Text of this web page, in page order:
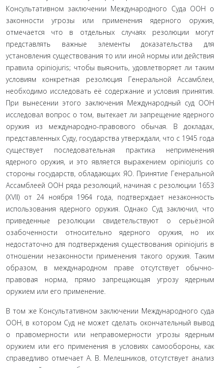
Консультативном заключении Международ­ного Суда ООН о
законности угрозы или применения ядерного оружия,
отмечается что в отдельных случаях резолюции могут
представлять важные элементы дока­зательства для
установления существования то или иной нормы или действия
правила opiniojuris; чтобы выяснить, удовлетворяет ли таким
условиям конкретная резолюция Генеральной Ассамблеи,
необходимо исследовать её со­держание и условия принятия.
При вынесении этого за­ключения Международный суд ООН
исследовал вопрос о том, вытекает ли запрещение ядерного
оружия из между­народно-правового обычая. В докладах,
представленных Суду, государства утверждали, что с 1945 года
существует последовательная практика неприменения
ядерного ору­жия, и это является выражением opiniojuris со
стороны государств, обладающих ЯО. Принятие Генеральной
Ас­самблеей ООН ряда резолюций, начиная с резолюции 1653
(XVII) от 24 ноября 1964 года, подтверждает незакон­ность
использования ядерного оружия. Однако Суд за­ключил, что
приведенные резолюции свидетельствуют о серьёзной
озабоченности относительно ядерного оружия, но их
недостаточно для подтверждения существования opiniojuris в
отношении незаконности применения тако­го оружия. Таким
образом, в международном праве от­сутствует обычно-
правовая норма, прямо запрещающая угрозу ядерным
оружием или его применение.
В том же Консультативном заключении Междуна­родного суда
ООН, в котором Суд не может сделать окон­чательный вывод
о правомерности или неправомерности угрозы ядерным
оружием или его применения в условиях самообороны, как
справедливо отмечает А. В. Мелешников, отсутствует анализ